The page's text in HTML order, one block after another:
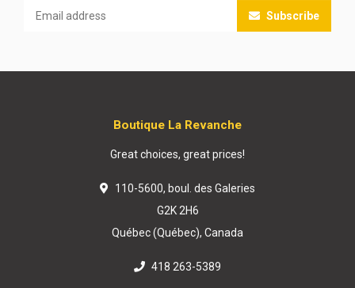
Subscribe
Boutique La Revanche
Great choices, great prices!
110-5600, boul. des Galeries
G2K 2H6
Québec (Québec), Canada
418 263-5389